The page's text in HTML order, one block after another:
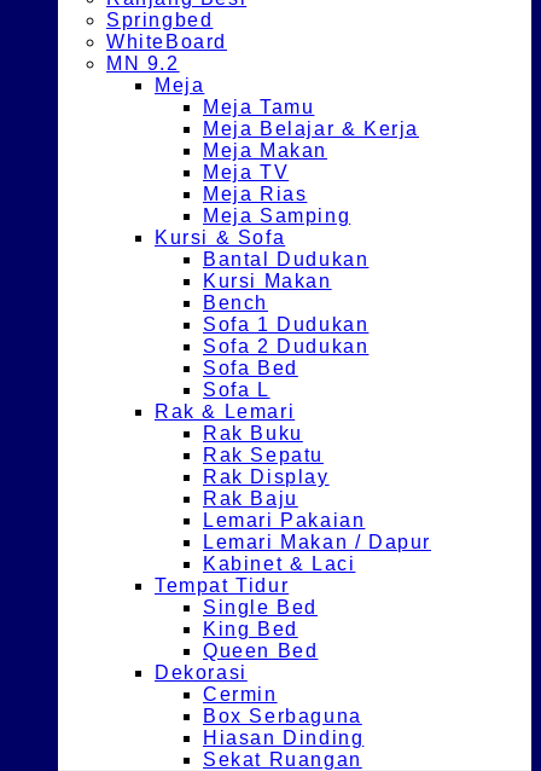
Springbed
WhiteBoard
MN 9.2
Meja
Meja Tamu
Meja Belajar & Kerja
Meja Makan
Meja TV
Meja Rias
Meja Samping
Kursi & Sofa
Bantal Dudukan
Kursi Makan
Bench
Sofa 1 Dudukan
Sofa 2 Dudukan
Sofa Bed
Sofa L
Rak & Lemari
Rak Buku
Rak Sepatu
Rak Display
Rak Baju
Lemari Pakaian
Lemari Makan / Dapur
Kabinet & Laci
Tempat Tidur
Single Bed
King Bed
Queen Bed
Dekorasi
Cermin
Box Serbaguna
Hiasan Dinding
Sekat Ruangan